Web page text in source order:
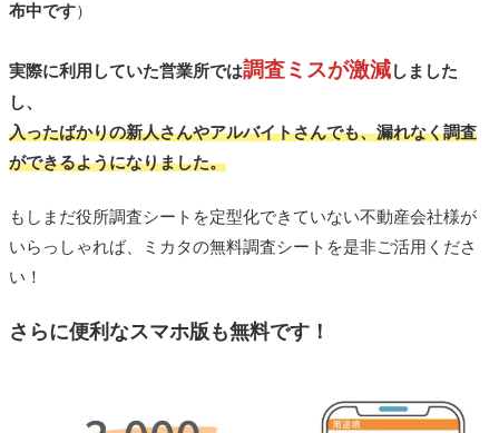
布中です）
実際に利用していた営業所では調査ミスが激減しました
し、
入ったばかりの新人さんやアルバイトさんでも、漏れなく調査
ができるようになりました。
もしまだ役所調査シートを定型化できていない不動産会社様が
いらっしゃれば、ミカタの無料調査シートを是非ご活用くださ
い！
さらに便利なスマホ版も無料です！